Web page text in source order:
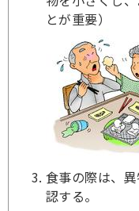
とが重要）
食事の際は、
認する。